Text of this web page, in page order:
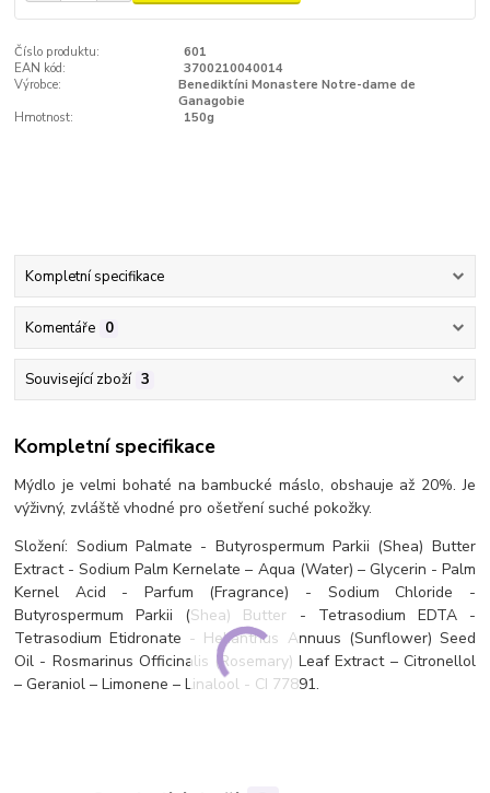
Číslo produktu:
601
EAN kód:
3700210040014
Výrobce:
Benediktíni Monastere Notre-dame de
Ganagobie
Hmotnost:
150g
Kompletní specifikace
Komentáře 0
Související zboží 3
Kompletní specifikace
Mýdlo je velmi bohaté na bambucké máslo, obshauje až 20%. Je
výživný, zvláště vhodné pro ošetření suché pokožky.
Složení: Sodium Palmate - Butyrospermum Parkii (Shea) Butter
Extract - Sodium Palm Kernelate – Aqua (Water) – Glycerin - Palm
Kernel Acid - Parfum (Fragrance) - Sodium Chloride -
Butyrospermum Parkii (Shea) Butter - Tetrasodium EDTA -
Tetrasodium Etidronate - Helianthus Annuus (Sunflower) Seed
Oil - Rosmarinus Officinalis (Rosemary) Leaf Extract – Citronellol
– Geraniol – Limonene – Linalool - CI 77891.